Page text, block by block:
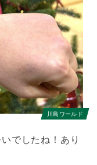
川島ワールド
でしたね！あり